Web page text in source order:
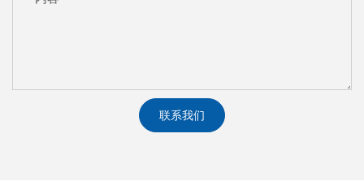
联系我们